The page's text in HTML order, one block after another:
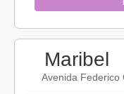
Maribel
Avenida Federico